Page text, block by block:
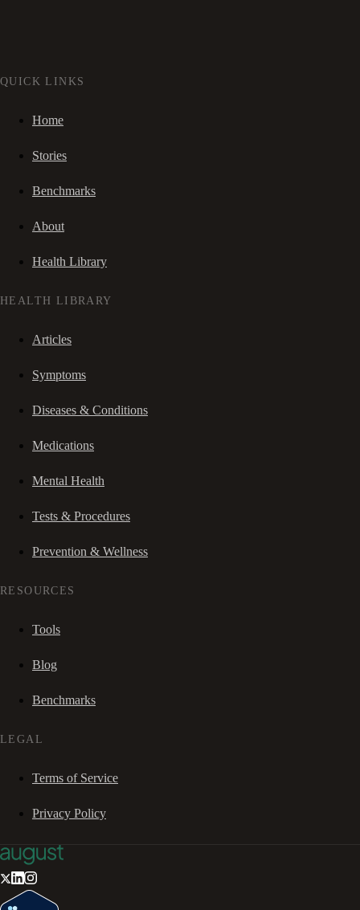
QUICK LINKS
Home
Stories
Benchmarks
About
Health Library
HEALTH LIBRARY
Articles
Symptoms
Diseases & Conditions
Medications
Mental Health
Tests & Procedures
Prevention & Wellness
RESOURCES
Tools
Blog
Benchmarks
LEGAL
Terms of Service
Privacy Policy